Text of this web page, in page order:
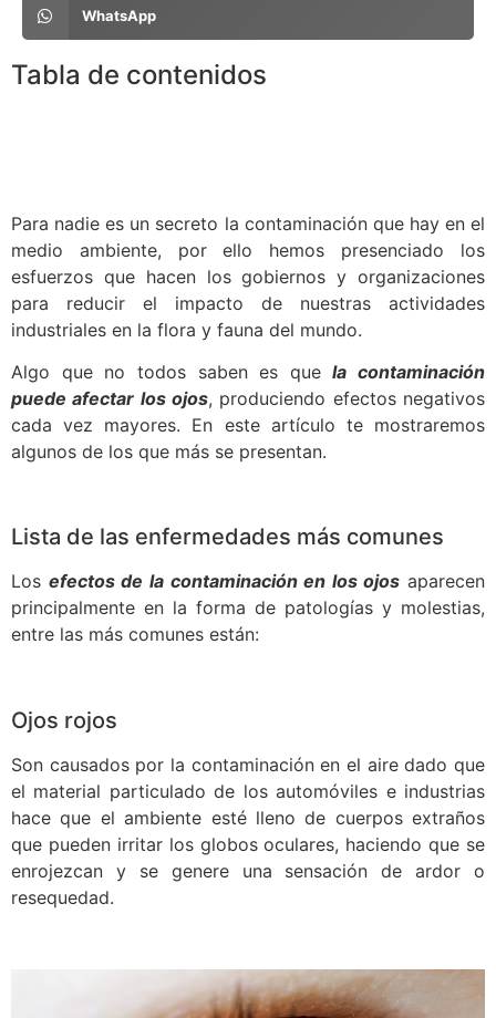
WhatsApp
Tabla de contenidos
Para nadie es un secreto la contaminación que hay en el
medio ambiente, por ello hemos presenciado los
esfuerzos que hacen los gobiernos y organizaciones
para reducir el impacto de nuestras actividades
industriales en la flora y fauna del mundo.
Algo que no todos saben es quela contaminación
puede afectar los ojos, produciendo efectos negativos
cada vez mayores. En este artículo te mostraremos
algunos de los que más se presentan.
Lista de las enfermedades más comunes
Los efectos de la contaminación en los ojos aparecen
principalmente en la forma de patologías y molestias,
entre las más comunes están:
Ojos rojos
Son causados por la contaminación en el aire dado que
el material particulado de los automóviles e industrias
hace que el ambiente esté lleno de cuerpos extraños
que pueden irritar los globos oculares, haciendo que se
enrojezcan y se genere una sensación de ardor o
resequedad.